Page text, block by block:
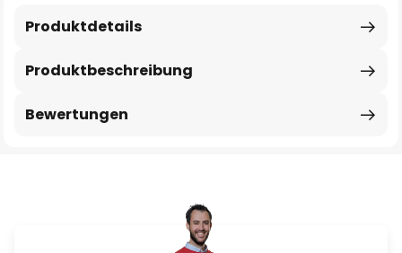
Produktbeschreibung
Produktdetails
Bewertungen